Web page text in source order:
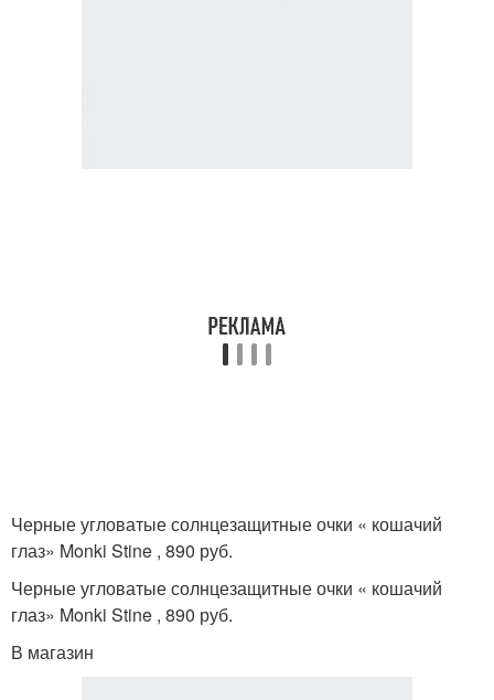
Черные угловатые солнцезащитные очки « кошачий
глаз» Monki Stine , 890 руб.
Черные угловатые солнцезащитные очки « кошачий
глаз» Monki Stine , 890 руб.
В магазин